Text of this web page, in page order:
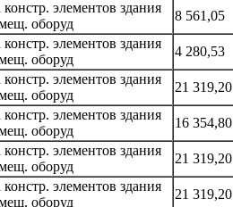
элементов здания
оборуд
8 561,05
элементов здания
оборуд
4 280,53
элементов здания
оборуд
21 319,20
элементов здания
оборуд
16 354,80
элементов здания
оборуд
21 319,20
элементов здания
оборуд
21 319,20